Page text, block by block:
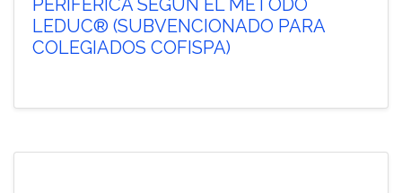
PERIFÉRICA SEGÚN EL MÉTODO
LEDUC® (SUBVENCIONADO PARA
COLEGIADOS COFISPA)